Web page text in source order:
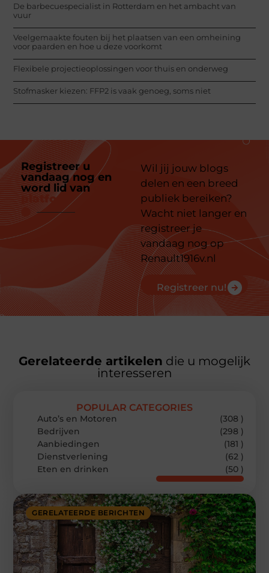
De barbecuespecialist in Rotterdam en het ambacht van
vuur
Veelgemaakte fouten bij het plaatsen van een omheining
voor paarden en hoe u deze voorkomt
Flexibele projectieoplossingen voor thuis en onderweg
Stofmasker kiezen: FFP2 is vaak genoeg, soms niet
Registreer u
vandaag nog en
word lid van
platform
Wil jij jouw blogs
delen en een breed
publiek bereiken?
Wacht niet langer en
registreer je
vandaag nog op
Renault1916v.nl
Registreer nu!
Gerelateerde artikelen die u mogelijk
interesseren
GERELATEERDE BERICHTEN
POPULAR CATEGORIES
Auto’s en Motoren
(308 )
Bedrijven
(298 )
Aanbiedingen
(181 )
Dienstverlening
(62 )
Eten en drinken
(50 )